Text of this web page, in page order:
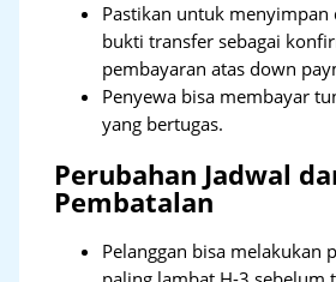
Pastikan untuk
bukti transfer sebagai
pembayaran atas down
Penyewa bisa membayar
yang bertugas.
Perubahan Jadwal
Pembatalan
Pelanggan bisa melakukan